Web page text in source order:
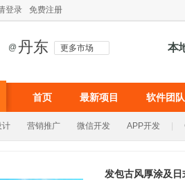
登录 免费注册
@ 丹东 更多市场 本
首页 最新项目 软件团队
计 营销推广 微信开发 APP开发
发包古风厚涂及日